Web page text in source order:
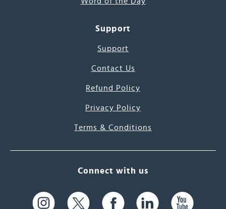
Support
Support
Contact Us
Refund Policy
Privacy Policy
Terms & Conditions
Connect with us